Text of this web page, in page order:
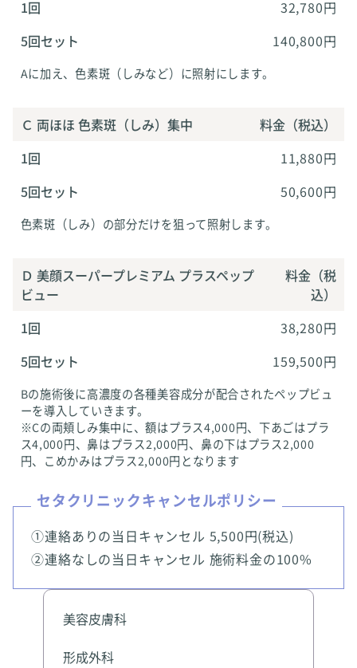
美容皮膚科
形成外科
1回
32,780円
5回セット
140,800円
Aに加え、色素斑（しみなど）に照射にします。
Ｃ 両ほほ 色素斑（しみ）集中
料金（税込）
1回
11,880円
5回セット
50,600円
色素斑（しみ）の部分だけを狙って照射します。
Ｄ 美顔スーパープレミアム プラスペップ
ビュー
料金（税
込）
1回
38,280円
5回セット
159,500円
Bの施術後に高濃度の各種美容成分が配合されたペップビュ
ーを導入していきます。
※Cの両頬しみ集中に、額はプラス4,000円、下あごはプラ
ス4,000円、鼻はプラス2,000円、鼻の下はプラス2,000
円、こめかみはプラス2,000円となります
セタクリニックキャンセルポリシー
①連絡ありの当日キャンセル 5,500円(税込)
②連絡なしの当日キャンセル 施術料金の100%